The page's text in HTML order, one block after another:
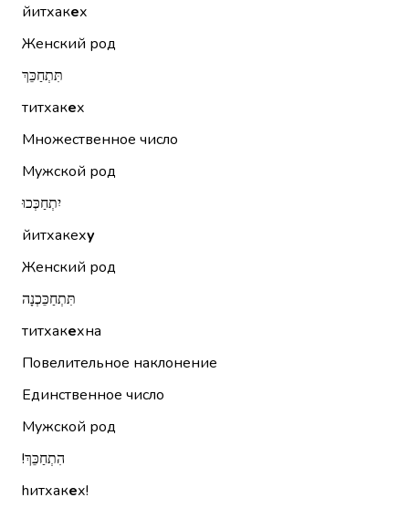
йитхакех
Женский род
תִּתְחַכֵּךְ
титхакех
Множественное число
Мужской род
יִתְחַכְּכוּ
йитхакеху
Женский род
תִּתְחַכֵּכְנָה
титхакехна
Повелительное наклонение
Единственное число
Мужской род
הִתְחַכֵּךְ!‏
hитхакех!